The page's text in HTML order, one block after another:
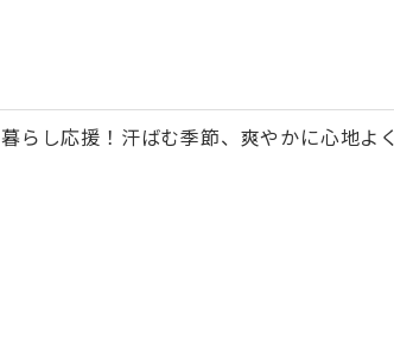
暮らし応援！汗ばむ季節、爽やかに心地よく